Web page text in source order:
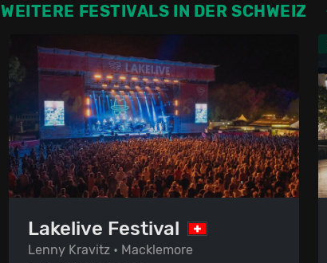
WEITERE FESTIVALS IN DER SCHWEIZ
Lakelive Festival
Lenny Kravitz • Macklemore